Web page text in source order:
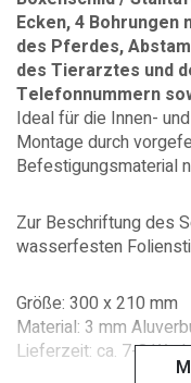
Ecken, 4
des Pferdes,
des Tierarztes und
Telefonnummern
Ideal für die Innen-
Montage durch
Befestigungsmaterial
Zur Beschriftung des
wasserfesten
Größe: 300 x 210 mm
Material: 3 mm
Lieferzeit: ca. 7-8